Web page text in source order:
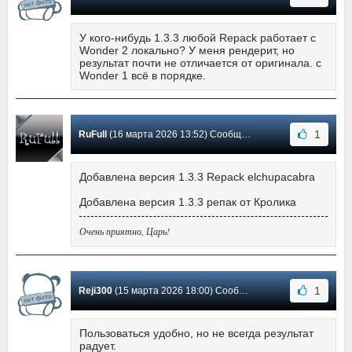
У кого-нибудь 1.3.3 любой Repack работает с
Wonder 2 локально? У меня рендерит, но
результат почти не отличается от оригинала. с
Wonder 1 всё в порядке.
RuFull(16 марта 2026 13:52) Сообщение #733 1
Добавлена версия 1.3.3 Repack elchupacabra
Добавлена версия 1.3.3 репак от Кролика
Очень приятно, Царь!
Reji300(15 марта 2026 18:00) Сообщение #732 1
Пользоваться удобно, но не всегда результат
радует.